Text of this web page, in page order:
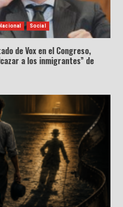
Nacional Social
de Vox en el Congreso,
a los inmigrantes” de